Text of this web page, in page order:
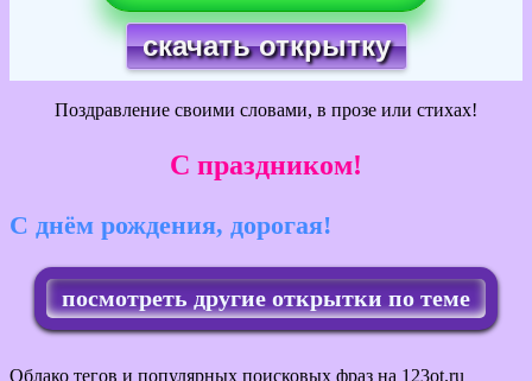
скачать открытку
Поздравление своими словами, в прозе или стихах!
С праздником!
С днём рождения, дорогая!
посмотреть другие открытки по теме
Облако тегов и популярных поисковых фраз на 123ot.ru